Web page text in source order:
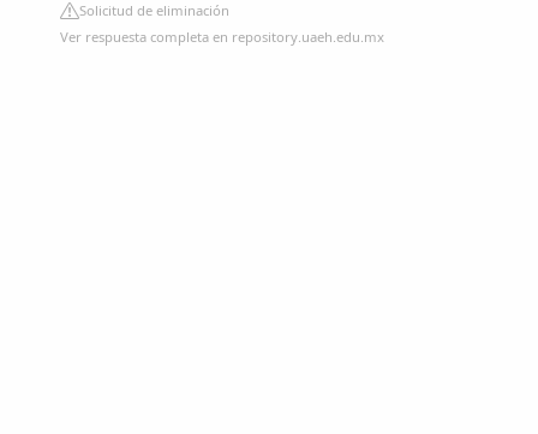
Solicitud de eliminación
Ver respuesta completa en repository.uaeh.edu.mx